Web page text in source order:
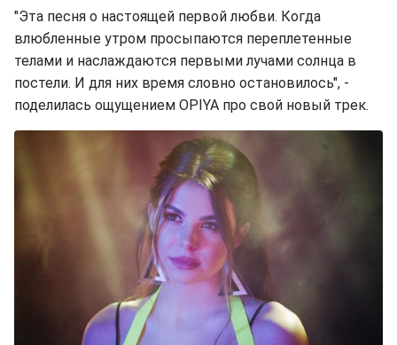
"Эта песня о настоящей первой любви. Когда
влюбленные утром просыпаются переплетенные
телами и наслаждаются первыми лучами солнца в
постели. И для них время словно остановилось", -
поделилась ощущением OPIYA про свой новый трек.